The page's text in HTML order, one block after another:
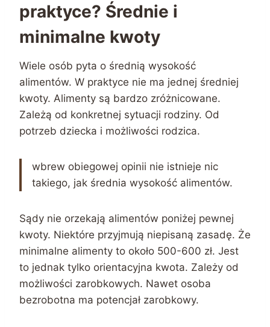
praktyce? Średnie i
minimalne kwoty
Wiele osób pyta o średnią wysokość
alimentów. W praktyce nie ma jednej średniej
kwoty. Alimenty są bardzo zróżnicowane.
Zależą od konkretnej sytuacji rodziny. Od
potrzeb dziecka i możliwości rodzica.
wbrew obiegowej opinii nie istnieje nic
takiego, jak średnia wysokość alimentów.
Sądy nie orzekają alimentów poniżej pewnej
kwoty. Niektóre przyjmują niepisaną zasadę. Że
minimalne alimenty to około 500-600 zł. Jest
to jednak tylko orientacyjna kwota. Zależy od
możliwości zarobkowych. Nawet osoba
bezrobotna ma potencjał zarobkowy.